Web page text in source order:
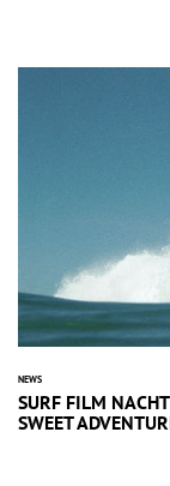
NEWS
SURF FILM
SWEET